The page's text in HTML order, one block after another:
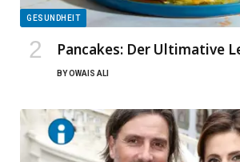
GESUNDHEIT
Pancakes: Der Ultimative
BYOWAIS ALI